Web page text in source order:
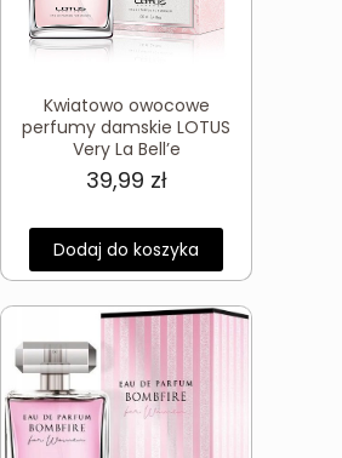
Kwiatowo owocowe
perfumy damskie LOTUS
Very La Bell’e
39,99 zł
Dodaj do koszyka